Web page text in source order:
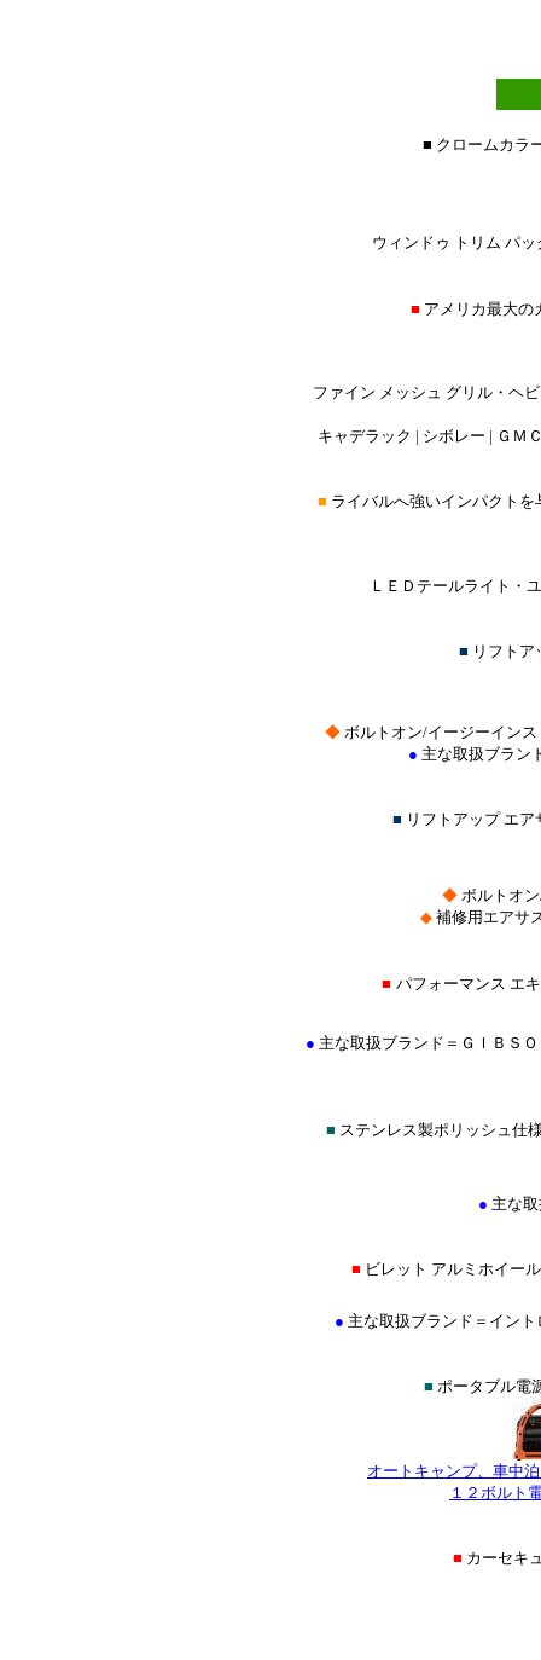
■ クロームカラ
ウィンドゥ トリム パ
■ アメリカ最大
ファイン メッシュ グリル・ヘ
キャデラック | シボレー | ＧＭ
■ ライバルへ強いインパクト
ＬＥＤテールライト・
■ リフト
◆ボルトオン/イージーインス
● 主な取扱ブラン
■ リフトアップ エ
◆ボルトオン
◆ 補修用エアサ
■ パフォーマンス エ
● 主な取扱ブランド＝ＧＩＢＳ
■ ステンレス製ポリッシュ仕
● 主な
■ ビレット アルミホイー
● 主な取扱ブランド＝イント
■ ポータブル電
オートキャンプ、車中
１２ボルト
■ カーセキ